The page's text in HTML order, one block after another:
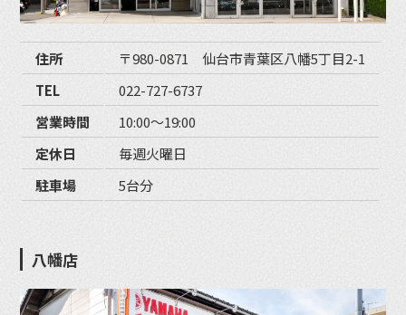
住所
〒980-0871 仙台市青葉区八幡5丁目2-1
TEL
022-727-6737
営業時間
10:00〜19:00
定休日
毎週火曜日
駐車場
5台分
八幡店